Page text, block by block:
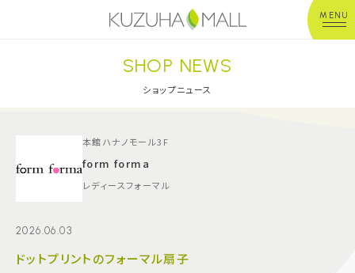
MENU
年中無休平 日：10:00~20:00
※店舗により異なる
ショップガイド
グルメ＆フード
SHOP NEWS
ショップニュース
本館ハナノモール3F
form forma
レディースフォーマル
2026.06.03
ドットプリントのフォーマル扇子